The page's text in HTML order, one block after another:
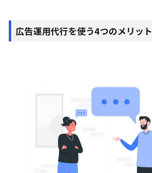
広告運用代行を使う4つのメリット